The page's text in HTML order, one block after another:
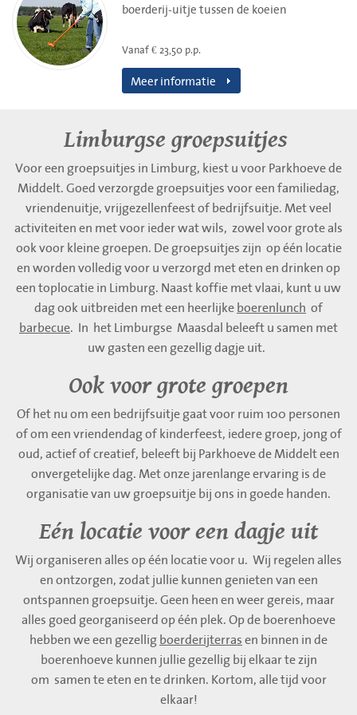
boerderij-uitje tussen de koeien
Vanaf € 23,50 p.p.
Meer informatie
Limburgse groepsuitjes
Voor een groepsuitjes in Limburg, kiest u voor Parkhoeve de
Middelt. Goed verzorgde groepsuitjes voor een familiedag,
vriendenuitje, vrijgezellenfeest of bedrijfsuitje. Met veel
activiteiten en met voor ieder wat wils, zowel voor grote als
ook voor kleine groepen. De groepsuitjes zijn op één locatie
en worden volledig voor u verzorgd met eten en drinken op
een toplocatie in Limburg. Naast koffie met vlaai, kunt u uw
dag ook uitbreiden met een heerlijkeboerenlunch of
barbecue. In het Limburgse Maasdal beleeft u samen met
uw gasten een gezellig dagje uit.
Ook voor grote groepen
Of het nu om een bedrijfsuitje gaat voor ruim 100 personen
of om een vriendendag of kinderfeest, iedere groep, jong of
oud, actief of creatief, beleeft bij Parkhoeve de Middelt een
onvergetelijke dag. Met onze jarenlange ervaring is de
organisatie van uw groepsuitje bij ons in goede handen.
Eén locatie voor een dagje uit
Wij organiseren alles op één locatie voor u. Wij regelen alles
en ontzorgen, zodat jullie kunnen genieten van een
ontspannen groepsuitje. Geen heen en weer gereis, maar
alles goed georganiseerd op één plek. Op de boerenhoeve
hebben we een gezelligboerderijterrasen binnen in de
boerenhoeve kunnen jullie gezellig bij elkaar te zijn
om samen te eten en te drinken. Kortom, alle tijd voor
elkaar!